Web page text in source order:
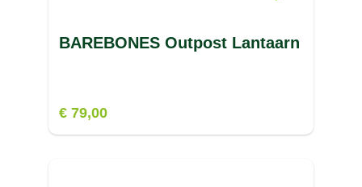
BAREBONES Outpost Lantaarn
€ 79,00